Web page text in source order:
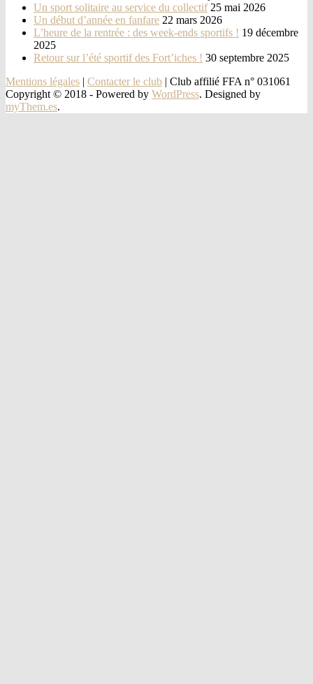
Un sport solitaire au service du collectif 25 mai 2026
Un début d’année en fanfare 22 mars 2026
L’heure de la rentrée : des week-ends sportifs ! 19 décembre
2025
Retour sur l’été sportif des Fort’iches ! 30 septembre 2025
Mentions légales | Contacter le club | Club affilié FFA n° 031061
Copyright © 2018 - Powered by WordPress. Designed by
myThem.es.